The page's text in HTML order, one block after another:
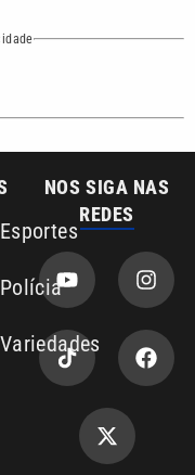
Esportes
Polícia
Variedades
REDES
VTV SBT